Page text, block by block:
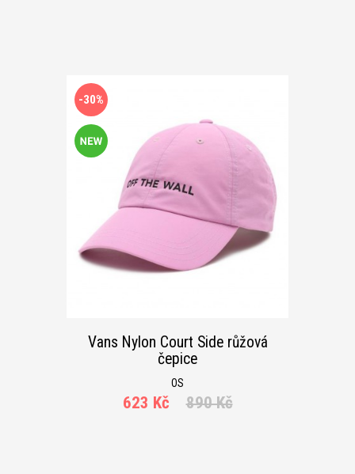
-30%
Vans Nylon Court Side růžová
čepice
OS
623 Kč 890 Kč